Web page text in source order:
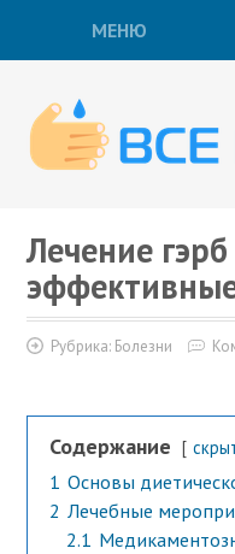
МЕНЮ
Лечение
Рубрика: Болезни
Содержание
1 Основы
2 Лечебные
2.1